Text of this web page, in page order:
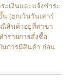
ะเงินและแจ้งชำระ
(ยกเว้นวันเสาร์
สินค้าอยู่ที่สาขา
ำรายการสั่งซื้อ
นการมีสินค้า ก่อน